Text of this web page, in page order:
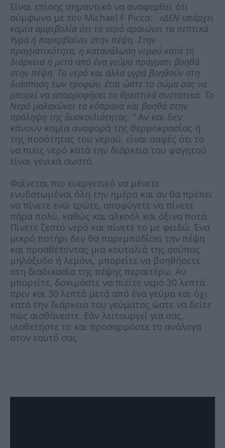
Είναι επίσης σημαντικό να αναφερθεί ότι
σύμφωνα με τον Michael F Picco: . «ΔΕΝ υπάρχει
καμία αμφιβολία ότι το νερό αραιώνει τα πεπτικά
Υγρά ή παρεμβαίνει στην πέψη. Στην
πραγματικότητα, η κατανάλωση νερού κατά τη
διάρκεια ή μετά από ένα γεύμα πράγματι βοηθά
στην πέψη. Το νερό και άλλα υγρά βοηθούν στη
διάσπαση των τροφών, έτσι ώστε το σώμα σας να
μπορεί να απορροφήσει τα θρεπτικά συστατικά. Το
Νερό μαλακώνει τα κόπρανα και βοηθά στην
πρόληψη της δυσκοιλιότητας. " Αν και δεν
κάνουν καμία αναφορά της θερμοκρασίας ή
της ποσότητας του νερού, είναι σαφές ότι το
να πιεις νερό κατά την διάρκεια του φαγητού
είναι γενικά σωστό.
Φαίνεται πιο ευεργετικό να μένετε
ενυδατωμένοι όλη την ημέρα και αν θα πρέπει
να πίνετε ενώ τρώτε, αποφύγετε να πίνετε
πάρα πολύ, καθώς και αλκοόλ και όξινα ποτά.
Πίνετε ζεστό νερό και πίνετε το με φειδώ. Ένα
μικρό ποτήρι δεν θα παρεμποδίσει την πέψη
και προσθέτοντας μια κουταλιά της σούπας
μηλόξυδο ή λεμόνι, μπορείτε να βοηθήσετε
στη διαδικασία της πέψης περαιτέρω. Αν
μπορείτε, δοκιμάστε να πιείτε νερό 30 λεπτά
πριν και 30 λεπτά μετά από ένα γεύμα και όχι
κατά την διάρκεια του γεύματος ώστε να δείτε
πώς αισθάνεστε. Εάν λειτουργεί για σας,
υιοθετήστε το και προσαρμόστε το ανάλογα
στον εαυτό σας.